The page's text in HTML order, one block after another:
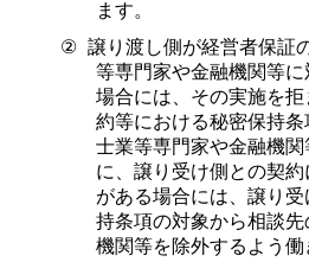
ます。
② 譲り渡し側が経営者保証
等専門家や金融機関等
場合には、その実施を拒
約等における秘密保持
士業等専門家や金融機
に、譲り受け側との契
がある場合には、譲り
持条項の対象から相談
機関等を除外するよう働